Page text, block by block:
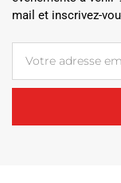
mail et inscrivez-